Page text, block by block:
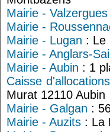
Mairie - Valzergues
Mairie -
Mairie - Lugan : Le
Mairie - Anglars-
Mairie - Aubin : 1
Caisse
Murat 12110 Aubin
Mairie - Galgan :
Mairie - Auzits : La